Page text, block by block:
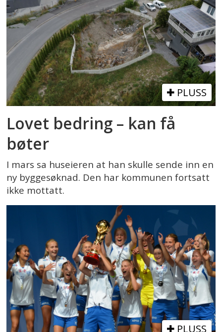
PLUSS
Lovet bedring – kan få
bøter
I mars sa huseieren at han skulle sende inn en
ny byggesøknad. Den har kommunen fortsatt
ikke mottatt.
PLUSS